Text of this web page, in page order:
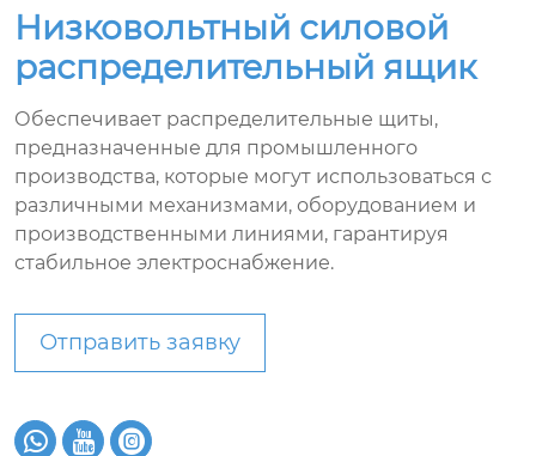
Низковольтный силовой
распределительный ящик
Обеспечивает распределительные щиты,
предназначенные для промышленного
производства, которые могут использоваться с
различными механизмами, оборудованием и
производственными линиями, гарантируя
стабильное электроснабжение.
Отправить заявку
  